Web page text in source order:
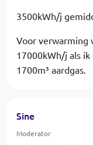
3500kWh/j
Voor verwarming
17000kWh/j als
1700m³ aardgas.
Sine
Moderator